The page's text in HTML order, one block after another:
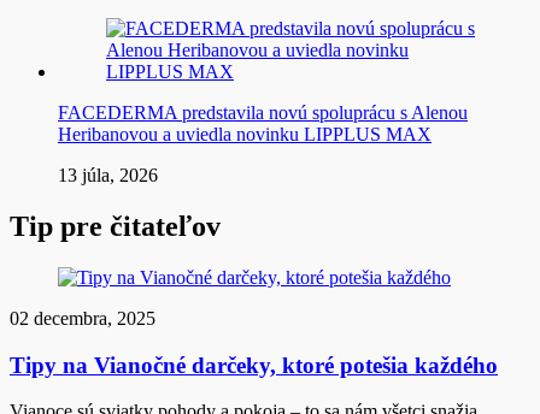
FACEDERMA predstavila novú spoluprácu s Alenou
Heribanovou a uviedla novinku LIPPLUS MAX
13 júla, 2026
Tip pre čitateľov
02 decembra, 2025
Tipy na Vianočné darčeky, ktoré potešia každého